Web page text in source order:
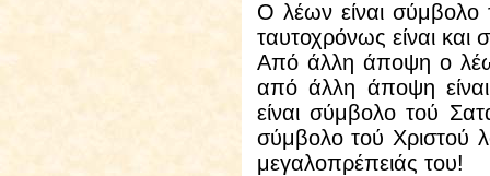
Ο λέων είναι
ταυτοχρόνως είναι
Από άλλη άποψη ο
από άλλη άποψη
είναι σύμβολο τού
σύμβολο τού Χριστού
μεγαλοπρέπειάς του!